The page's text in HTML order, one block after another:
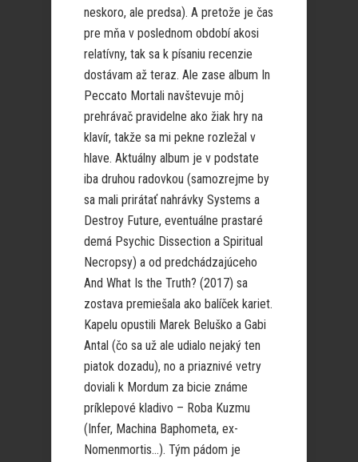
neskoro, ale predsa). A pretože je čas
pre mňa v poslednom období akosi
relatívny, tak sa k písaniu recenzie
dostávam až teraz. Ale zase album In
Peccato Mortali navštevuje môj
prehrávač pravidelne ako žiak hry na
klavír, takže sa mi pekne rozležal v
hlave. Aktuálny album je v podstate
iba druhou radovkou (samozrejme by
sa mali prirátať nahrávky Systems a
Destroy Future, eventuálne prastaré
demá Psychic Dissection a Spiritual
Necropsy) a od predchádzajúceho
And What Is the Truth? (2017) sa
zostava premiešala ako balíček kariet.
Kapelu opustili Marek Beluško a Gabi
Antal (čo sa už ale udialo nejaký ten
piatok dozadu), no a priaznivé vetry
doviali k Mordum za bicie známe
príklepové kladivo – Roba Kuzmu
(Infer, Machina Baphometa, ex-
Nomenmortis…). Tým pádom je